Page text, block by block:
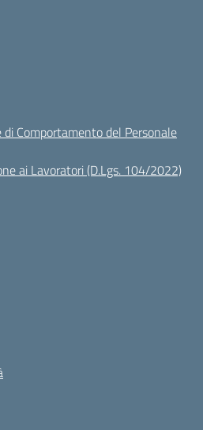
di Comportamento del Personale
ai Lavoratori (D.Lgs. 104/2022)